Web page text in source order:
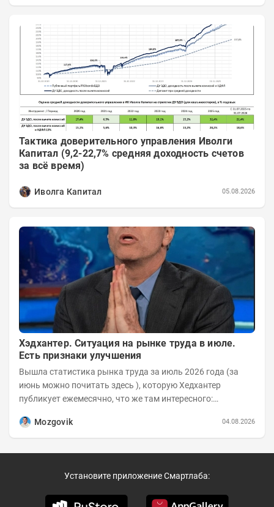
Тактика доверительного управления Иволги
Капитал (9,2-22,7% средняя доходность счетов
за всё время)
Иволга Капитал 05.08.2026
Хэдхантер. Ситуация на рынке труда в июле.
Есть признаки улучшения
Вышла статистика рынка труда за июль 2026 года (за
июнь можно почитать здесь ), которую Хедхантер
публикует ежемесячно, что же там интересного:
Mozgovik
04.08.2026
Установите приложение Смартлаба: